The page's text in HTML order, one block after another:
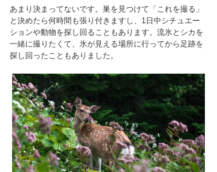
あまり決まってないです。巣を見つけて「これを撮る」
と決めたら何時間も張り付きますし、1日中シチュエー
ションや動物を探し回ることもあります。流氷とシカを
一緒に撮りたくて、氷が見える場所に行ってから足跡を
探し回ったこともありました。